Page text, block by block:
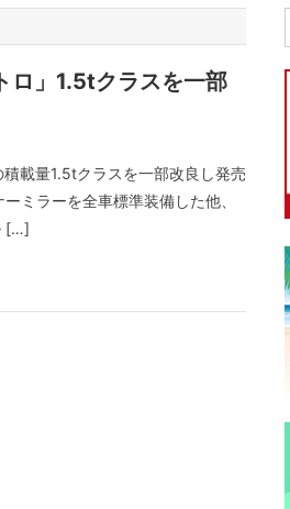
ロ」1.5tクラスを一部
載量1.5tクラスを一部改良し発売
ミラーを全車標準装備した他、
[…]